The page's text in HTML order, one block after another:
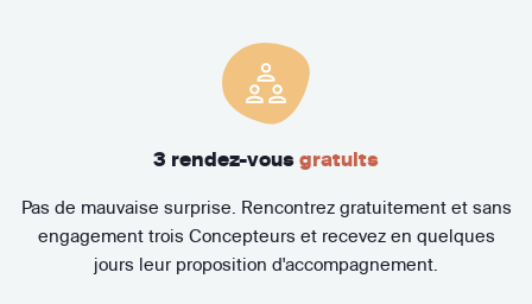
3 rendez-vous gratuits
Pas de mauvaise surprise. Rencontrez gratuitement et sans
engagement trois Concepteurs et recevez en quelques
jours leur proposition d'accompagnement.